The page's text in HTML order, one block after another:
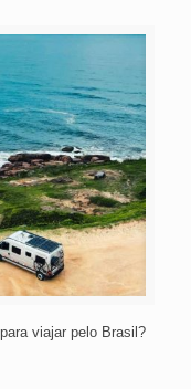
viajar pelo Brasil?